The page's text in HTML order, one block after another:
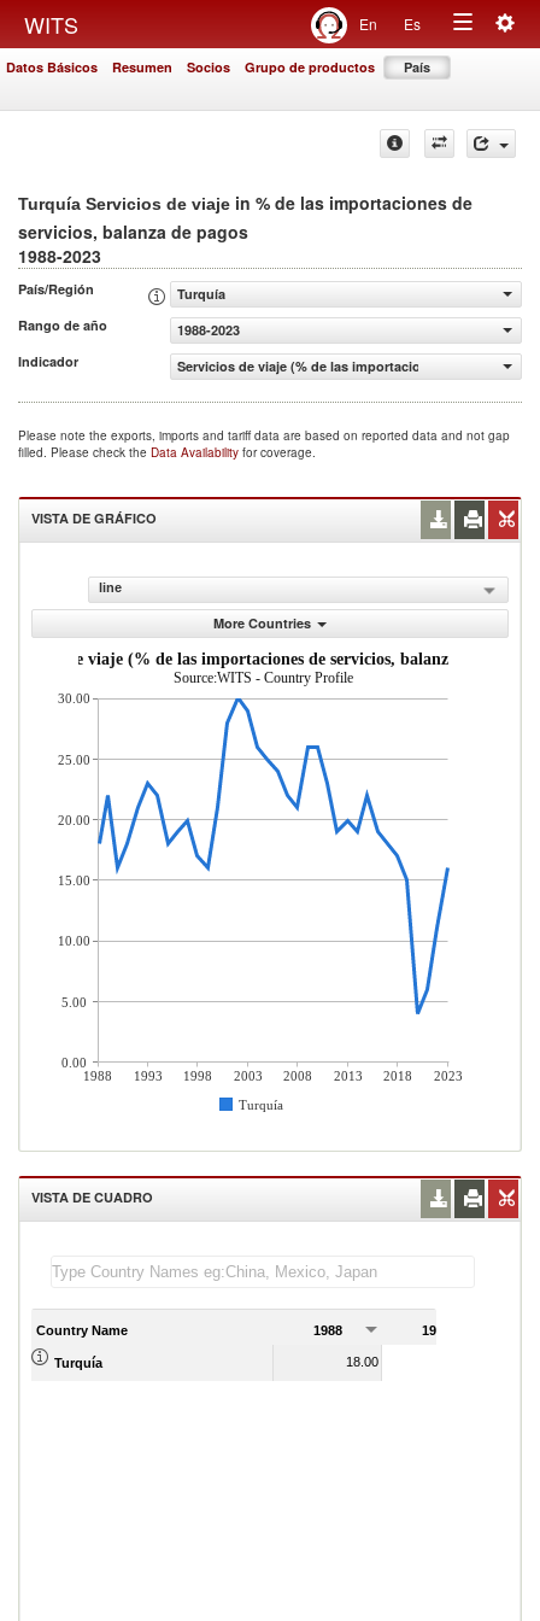
WITS En Es
Toggle
Datos Básicos Resumen Socios Grupo de productos País
Turquía Servicios de viaje in % de las importaciones de
servicios, balanza de pagos
1988-2023
País/Región
Turquía
Rango de año
1988-2023
Indicador
Servicios de viaje (% de las importaciones de servicios,
Please note the exports, imports and tariff data are based on reported data and not gap
filled. Please check the Data Availability for coverage.
VISTA DE GRÁFICO
line
More Countries
de viaje (% de las importaciones de servicios, balanza de pagos)
Source:WITS - Country Profile
1988 1993 1998 2003 2008 2013 2018
2023
Turquía
30.00
25.00
20.00
15.00
10.00
5.00
0.00
VISTA DE CUADRO
Country Name 1988 1989
Turquía 18.00